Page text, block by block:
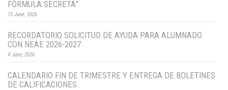
FÓRMULA SECRETA”
15 June, 2026
RECORDATORIO SOLICITUD DE AYUDA PARA ALUMNADO
CON NEAE 2026-2027
4 June, 2026
CALENDARIO FIN DE TRIMESTRE Y ENTREGA DE BOLETINES
DE CALIFICACIONES